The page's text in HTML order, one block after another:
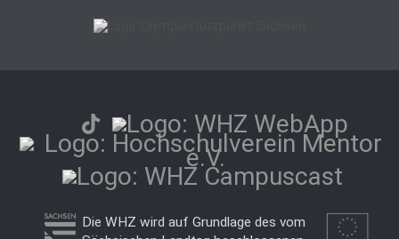
Die WHZ wird auf Grundlage des vom